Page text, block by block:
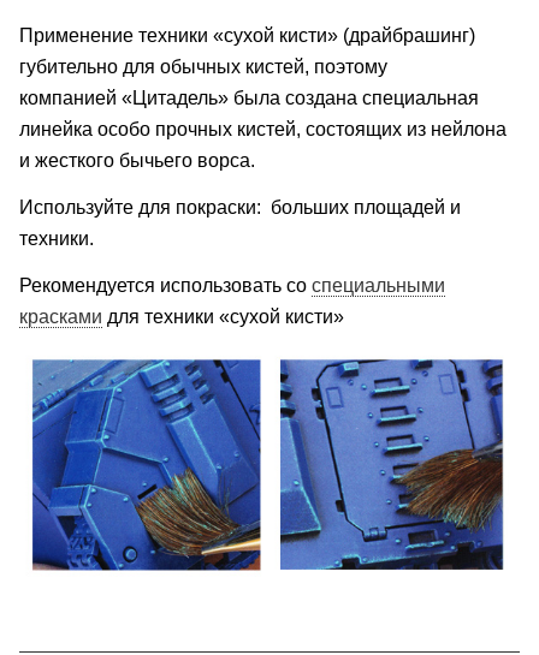
Применение техники «сухой кисти» (драйбрашинг)
губительно для обычных кистей, поэтому
компанией «Цитадель» была создана специальная
линейка особо прочных кистей, состоящих из нейлона
и жесткого бычьего ворса.
Используйте для покраски: больших площадей и
техники.
Рекомендуется использовать со специальными
красками для техники «сухой кисти»